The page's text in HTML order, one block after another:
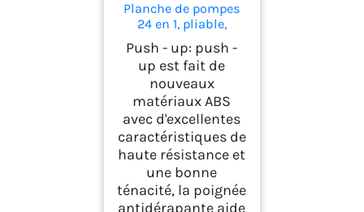
Planche de pompes
24 en 1, pliable,
multifonction, pour
pompes - Pour bar,
maison,
gymnastique,
gymnastique -
Équipement de
fitness pour la
maison -
Entraînement de la
poitrine
Push - up: push -
up est fait de
nouveaux
matériaux ABS
avec d'excellentes
caractéristiques de
haute résistance et
une bonne
ténacité, la poignée
antidérapante aide